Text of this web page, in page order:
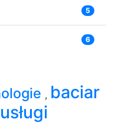
5
6
, baciar
usługi